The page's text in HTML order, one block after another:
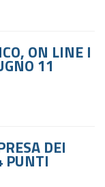
ON LINE I
11
DEI
PUNTI